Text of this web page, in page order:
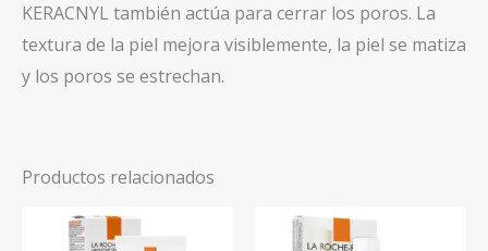
KERACNYL también actúa para cerrar los poros. La
textura de la piel mejora visiblemente, la piel se matiza
y los poros se estrechan.
Productos relacionados